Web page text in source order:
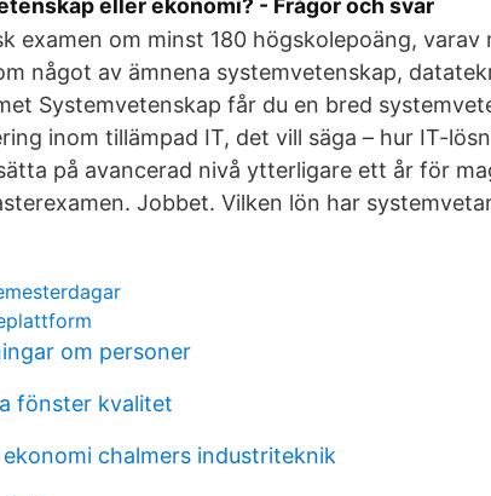
eller ekonomi? - Frågor och svar
examen om minst 180 högskolepoäng,
något av ämnena systemvetenskap,
Systemvetenskap får du en bred
inom tillämpad IT, det vill säga – hur IT-
på avancerad nivå ytterligare ett år för
Jobbet. Vilken lön har
om personer
fönster kvalitet
ekonomi chalmers industriteknik